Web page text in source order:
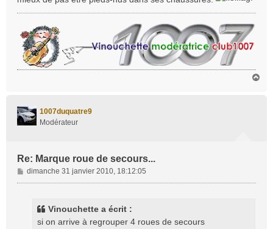
1007duquatre9
Modérateur
Re: Marque roue de secours...
M
e
dimanche 31 janvier 2010, 18:12:05
Vinouchette a écrit :
si on arrive à regrouper 4 roues de secours